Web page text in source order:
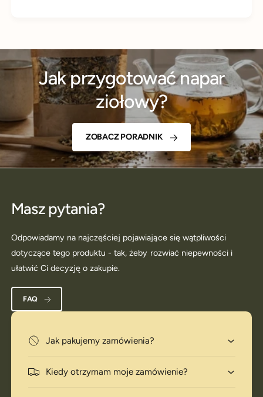
Jak przygotować napar
ziołowy?
ZOBACZ PORADNIK
Masz pytania?
Odpowiadamy na najczęściej pojawiające się wątpliwości
dotyczące tego produktu - tak, żeby rozwiać niepewności i
ułatwić Ci decyzję o zakupie.
FAQ
Jak pakujemy zamówienia?
Kiedy otrzymam moje zamówienie?